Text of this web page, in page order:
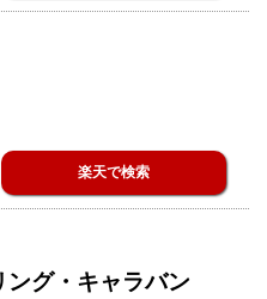
楽天で検索
グ・キャラバン